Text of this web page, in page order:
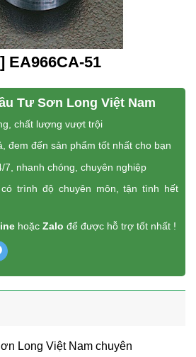
EA966CA-51
Tư Sơn Long Việt Nam
chất lượng vượt trội
đem đến sản phẩm tốt nhất cho bạn
7, nhanh chóng, chuyên nghiệp
trình độ chuyên môn, tận tình hết
hoặcZalo để được hỗ trợ tốt nhất !
Long Việt Nam chuyên